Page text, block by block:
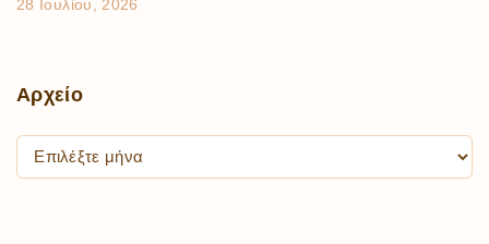
28 Ιουλίου, 2026
Αρχείο